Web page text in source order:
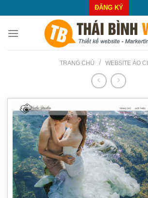
to
content
ĐĂNG KÝ
TRANG CHỦ / WEBSITE ÁO